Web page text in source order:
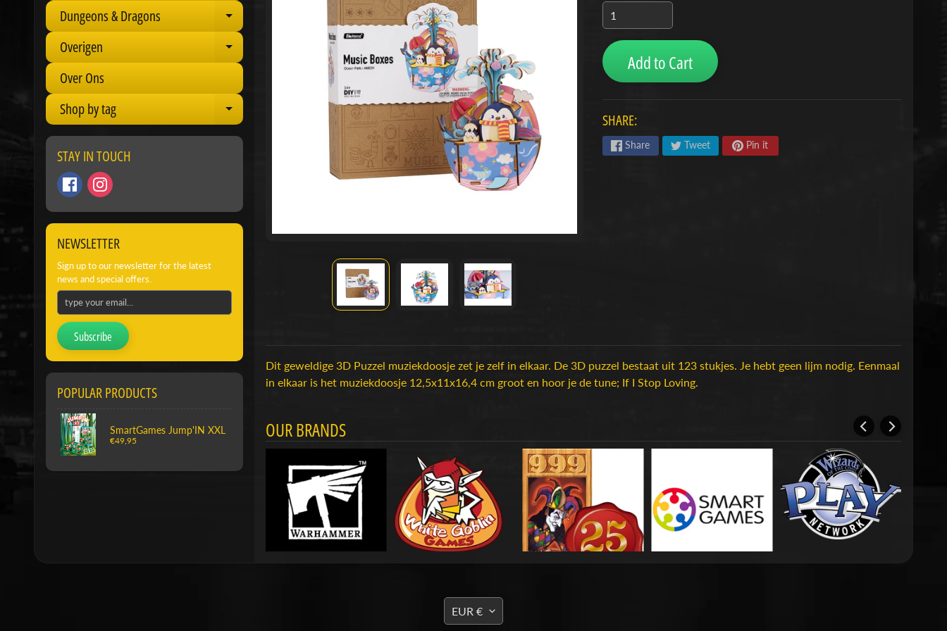
Dungeons & Dragons Expand child menu
Overigen Expand child menu
Over Ons
Shop by tag
Expand child menu
STAY IN TOUCH
NEWSLETTER
Sign up to our newsletter for the latest
news and special offers.
Subscribe
POPULAR PRODUCTS
SmartGames Jump'IN XXL
€49,95
Add to Cart
SHARE:
Share Tweet Pin it
Dit geweldige 3D Puzzel muziekdoosje zet je zelf in elkaar. De 3D puzzel bestaat uit 123 stukjes. Je hebt geen lijm nodig. Eenmaal
in elkaar is het muziekdoosje 12,5x11x16,4 cm groot en hoor je de tune; If I Stop Loving.
OUR BRANDS
TRANSLATION
EUR €